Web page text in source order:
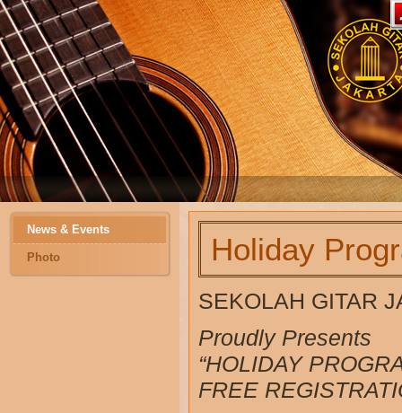
News & Events
Photo Holiday
SEKOLAH GITAR
Proudly Presents
“HOLIDAY
FREE